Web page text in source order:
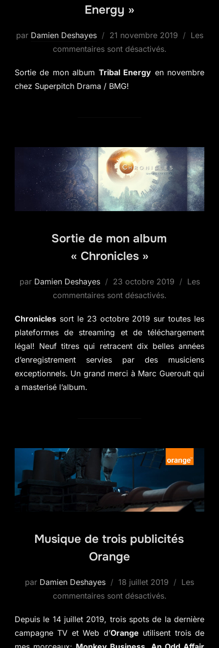
Energy »
par Damien Deshayes
Publié
le
21 novembre 2019
Les
commentaires sont désactivés.
Sortie de mon album Tribal Energy en novembre
chez Superpitch Drama / BMG!
Sortie de mon album
« Chronicles »
par Damien Deshayes
Publié
le
23 octobre 2019
Les
commentaires sont désactivés.
Chronicles sort le 23 octobre 2019 sur toutes les
plateformes de streaming et de téléchargement
légal! Neuf titres qui retracent dix belles années
d’enregistrement servies par des musiciens
exceptionnels. Un grand merci à Marc Gueroult qui
a masterisé l’album.
Musique de trois publicités
Orange
par Damien Deshayes
Publié
le
18 juillet 2019
Les
commentaires sont désactivés.
Depuis le 14 juillet 2019, trois spots de la dernière
campagne TV et Web d’Orange utilisent trois de